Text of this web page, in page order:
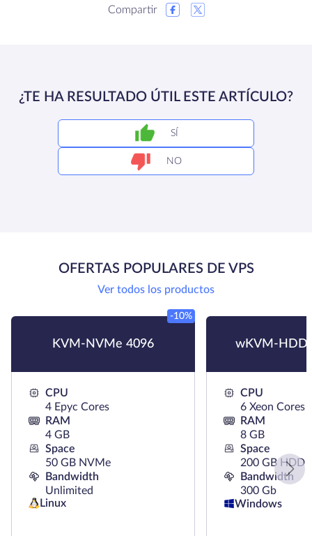
Compartir
¿TE HA RESULTADO ÚTIL ESTE ARTÍCULO?
SÍ
NO
OFERTAS POPULARES DE VPS
Ver todos los productos
KVM-NVMe 4096
-10%
CPU
4 Epyc Cores
RAM
4 GB
Space
50 GB NVMe
Bandwidth
Unlimited
Linux
wKVM-HDD
CPU
6 Xeon Cores
RAM
8 GB
Space
200 GB HDD
Bandwidth
300 Gb
Windows